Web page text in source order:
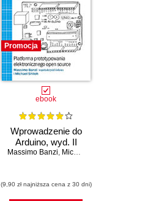
Promocja
ebook
Wprowadzenie do
Arduino, wyd. II
Massimo Banzi, Michael Shiloh
(9,90 zł najniższa cena z 30 dni)